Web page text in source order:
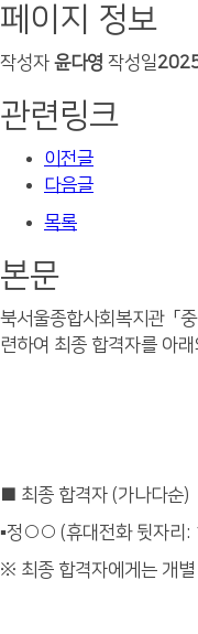
페이지 정보
작성자 윤다영 작성일
관련링크
이전글
다음글
목록
본문
북서울종합사회복지관 「
련하여 최종 합격자를 아
■ 최종 합격자 (가나다순)
▪정○○ (휴대전화 뒷자리:
※ 최종 합격자에게는 개별